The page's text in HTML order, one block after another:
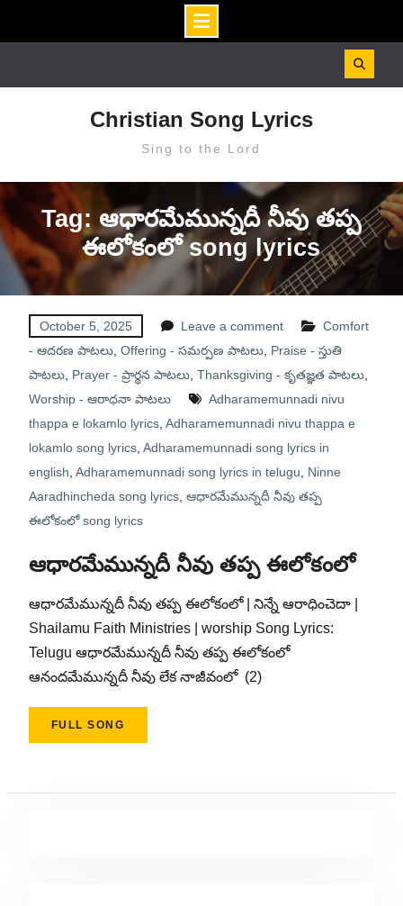
Christian Song Lyrics
Sing to the Lord
Tag: ఆధారమేమున్నదీ నీవు తప్ప
ఈలోకంలో song lyrics
October 5, 2025 Leave a comment
Comfort
- ఆదరణ పాటలు, Offering - సమర్పణ పాటలు, Praise - స్తుతి
పాటలు, Prayer - ప్రార్థన పాటలు, Thanksgiving - కృతజ్ఞత పాటలు,
Worship - ఆరాధనా పాటలు
Adharamemunnadi nivu
thappa e lokamlo lyrics, Adharamemunnadi nivu thappa e
lokamlo song lyrics, Adharamemunnadi song lyrics in
english Adharamemunnadi song lyrics in telugu
Ninne
Aaradhincheda song lyrics, ఆధారమేమున్నదీ నీవు తప్ప
ఈలోకంలో song lyrics
ఆధారమేమున్నదీ నీవు తప్ప ఈలోకంలో
ఆధారమేమున్నదీ నీవు తప్ప ఈలోకంలో | నిన్నే ఆరాధించెదా |
Shailamu Faith Ministries | worship Song Lyrics:
Telugu ఆధారమేమున్నదీ నీవు తప్ప ఈలోకంలో
ఆనందమేమున్నదీ నీవు లేక నాజీవంలో (2)
FULL SONG